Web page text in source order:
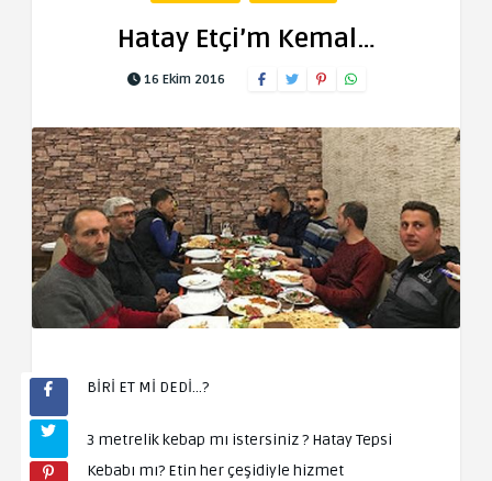
Hatay Etçi’m Kemal…
16 Ekim 2016
BİRİ ET Mİ DEDİ…?
3 metrelik kebap mı istersiniz ? Hatay Tepsi
Kebabı mı? Etin her çeşidiyle hizmet